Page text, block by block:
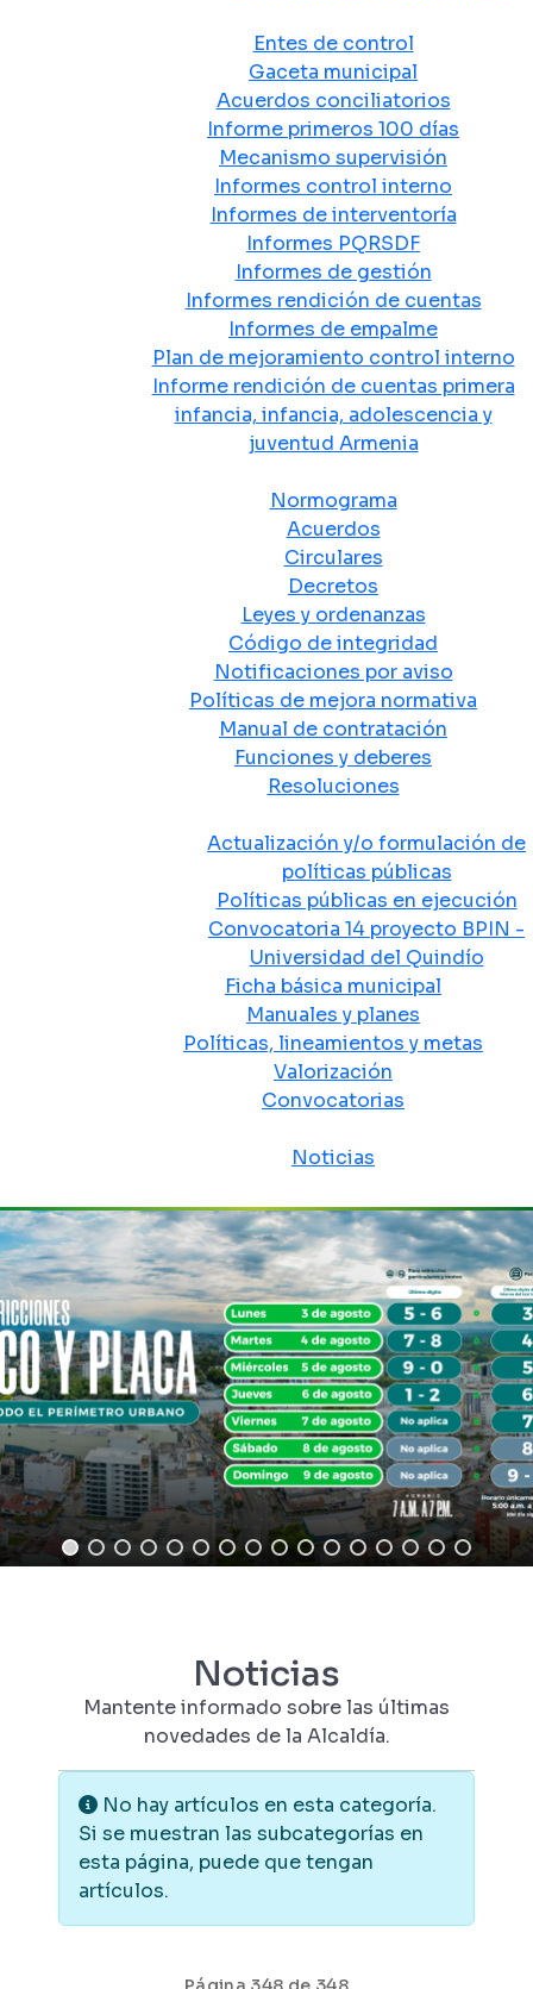
Entes de control
Gaceta municipal
Acuerdos conciliatorios
Informe primeros 100 días
Mecanismo supervisión
Informes control interno
Informes de interventoría
Informes PQRSDF
Informes de gestión
Informes rendición de cuentas
Informes de empalme
Plan de mejoramiento control interno
Informe rendición de cuentas primera
infancia, infancia, adolescencia y
juventud Armenia
Normograma
Acuerdos
Circulares
Decretos
Leyes y ordenanzas
Código de integridad
Notificaciones por aviso
Políticas de mejora normativa
Manual de contratación
Funciones y deberes
Resoluciones
Actualización y/o formulación de
políticas públicas
Políticas públicas en ejecución
Convocatoria 14 proyecto BPIN -
Universidad del Quindío
Ficha básica municipal
Manuales y planes
Políticas, lineamientos y metas
Valorización
Convocatorias
Noticias
Noticias
Mantente informado sobre las últimas
novedades de la Alcaldía.
Información
No hay artículos en esta categoría.
Si se muestran las subcategorías en
esta página, puede que tengan
artículos.